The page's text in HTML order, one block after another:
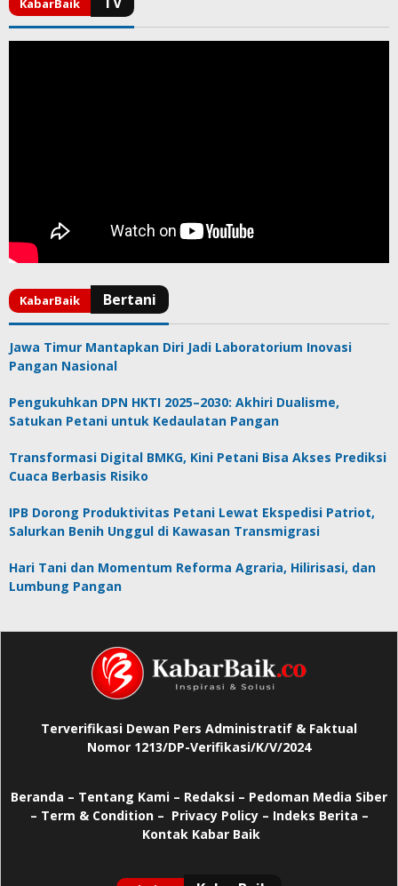
Jawa Timur Mantapkan Diri Jadi Laboratorium Inovasi
Pangan Nasional
Pengukuhkan DPN HKTI 2025–2030: Akhiri Dualisme,
Satukan Petani untuk Kedaulatan Pangan
Transformasi Digital BMKG, Kini Petani Bisa Akses Prediksi
Cuaca Berbasis Risiko
IPB Dorong Produktivitas Petani Lewat Ekspedisi Patriot,
Salurkan Benih Unggul di Kawasan Transmigrasi
Hari Tani dan Momentum Reforma Agraria, Hilirisasi, dan
Lumbung Pangan
Terverifikasi Dewan Pers Administratif & Faktual
Nomor 1213/DP-Verifikasi/K/V/2024
Beranda – Tentang Kami – Redaksi – Pedoman Media Siber
– Term & Condition – Privacy Policy– Indeks Berita –
Kontak Kabar Baik